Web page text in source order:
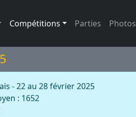
Compétitions Parties Photos
- 22 au 28 février 2025
: 1652